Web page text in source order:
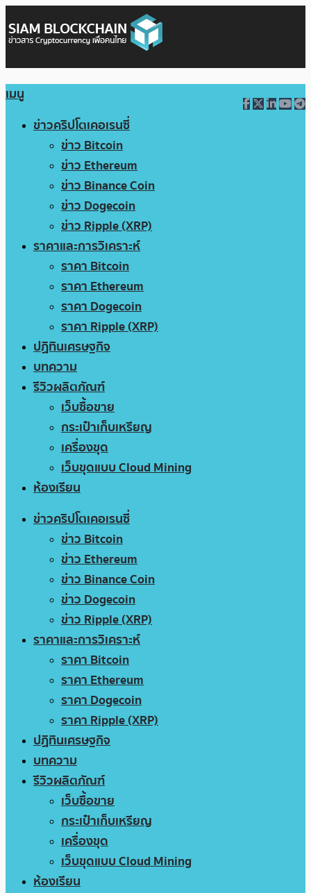
เมนู
ข่าวคริปโตเคอเรนซี่
ข่าว Bitcoin
ข่าว Ethereum
ข่าว Binance Coin
ข่าว Dogecoin
ข่าว Ripple (XRP)
ราคาและการวิเคราะห์
ราคา Bitcoin
ราคา Ethereum
ราคา Dogecoin
ราคา Ripple (XRP)
ปฏิทินเศรษฐกิจ
บทความ
รีวิวผลิตภัณฑ์
เว็บซื้อขาย
กระเป๋าเก็บเหรียญ
เครื่องขุด
เว็บขุดแบบ Cloud Mining
ห้องเรียน
ข่าวคริปโตเคอเรนซี่
ข่าว Bitcoin
ข่าว Ethereum
ข่าว Binance Coin
ข่าว Dogecoin
ข่าว Ripple (XRP)
ราคาและการวิเคราะห์
ราคา Bitcoin
ราคา Ethereum
ราคา Dogecoin
ราคา Ripple (XRP)
ปฏิทินเศรษฐกิจ
บทความ
รีวิวผลิตภัณฑ์
เว็บซื้อขาย
กระเป๋าเก็บเหรียญ
เครื่องขุด
เว็บขุดแบบ Cloud Mining
ห้องเรียน